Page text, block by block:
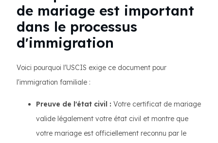
de mariage est important
dans le processus
d'immigration
Voici pourquoi l'USCIS exige ce document pour
l'immigration familiale :
Preuve de l'état civil : Votre certificat de mariage
valide légalement votre état civil et montre que
votre mariage est officiellement reconnu par le